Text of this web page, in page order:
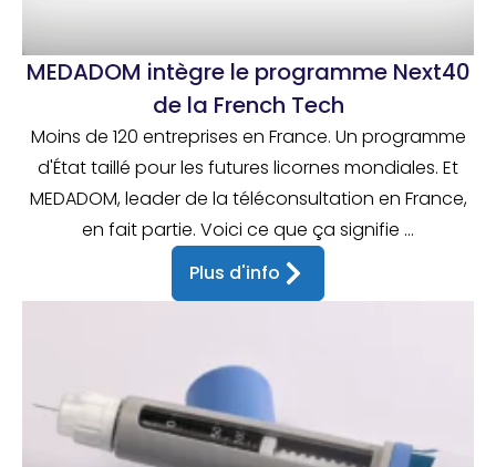
MEDADOM intègre le programme Next40
de la French Tech
Moins de 120 entreprises en France. Un programme
d'État taillé pour les futures licornes mondiales. Et
MEDADOM, leader de la téléconsultation en France,
en fait partie. Voici ce que ça signifie ...
Plus d'info